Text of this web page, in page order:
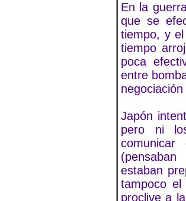
En la
que se
tiempo, y
tiempo
poca
entre
Japón
pero ni
comunicar
estaban
tampoco
proclive a